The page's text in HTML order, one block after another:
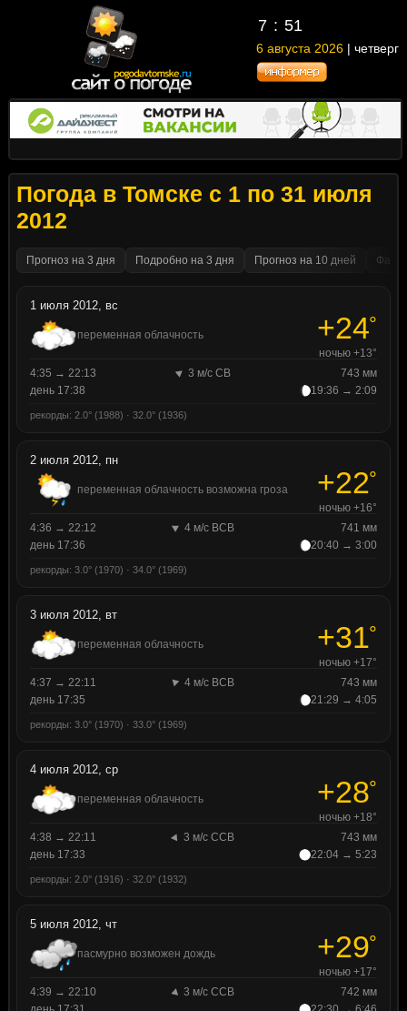
7 : 51
6 августа 2026 | четверг
Погода в Томске с 1 по 31 июля
2012
Прогноз на 3 дня Подробно на 3 дня Прогноз на 10 дней
1 июля 2012, вс
переменная облачность +24°
ночью +13°
4:35 → 22:13
3 м/с СВ
743 мм
день 17:38
19:36 → 2:09
рекорды: 2.0° (1988) · 32.0° (1936)
2 июля 2012, пн
переменная облачность возможна гроза +22°
ночью +16°
4:36 → 22:12
4 м/с ВСВ
741 мм
день 17:36
20:40 → 3:00
рекорды: 3.0° (1970) · 34.0° (1969)
3 июля 2012, вт
переменная облачность +31°
ночью +17°
4:37 → 22:11
4 м/с ВСВ
743 мм
день 17:35
21:29 → 4:05
рекорды: 3.0° (1970) · 33.0° (1969)
4 июля 2012, ср
переменная облачность +28°
ночью +18°
4:38 → 22:11
3 м/с ССВ
743 мм
день 17:33
22:04 → 5:23
рекорды: 2.0° (1916) · 32.0° (1932)
5 июля 2012, чт
пасмурно возможен дождь +29°
ночью +17°
4:39 → 22:10
3 м/с ССВ
742 мм